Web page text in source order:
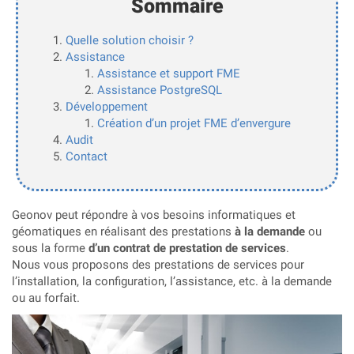
Sommaire
Quelle solution choisir ?
Assistance
Assistance et support FME
Assistance PostgreSQL
Développement
Création d’un projet FME d’envergure
Audit
Contact
Geonov peut répondre à vos besoins informatiques et
géomatiques en réalisant des prestations à la demande ou
sous la forme d’un contrat de prestation de services.
Nous vous proposons des prestations de services pour
l’installation, la configuration, l’assistance, etc. à la demande
ou au forfait.